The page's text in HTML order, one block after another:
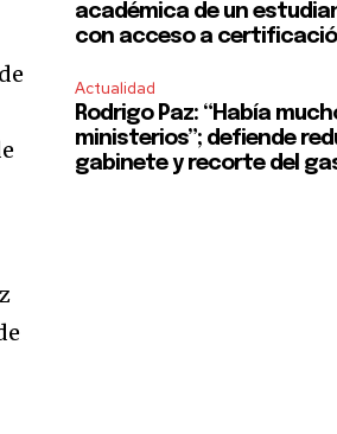
académica de un
con acceso a
Actualidad
Rodrigo Paz: “Había
ministerios”; defiende
gabinete y recorte del